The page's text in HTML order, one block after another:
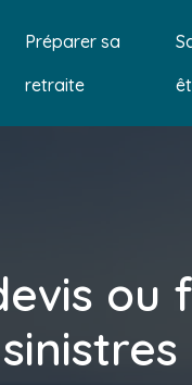
Préparer sa
retraite